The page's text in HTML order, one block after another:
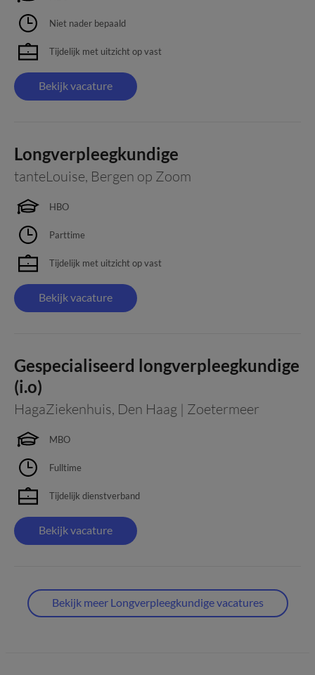
Niet nader bepaald
Tijdelijk met uitzicht op vast
Bekijk vacature
Longverpleegkundige
tanteLouise, Bergen op Zoom
HBO
Parttime
Tijdelijk met uitzicht op vast
Bekijk vacature
Gespecialiseerd longverpleegkundige
(i.o)
HagaZiekenhuis, Den Haag | Zoetermeer
MBO
Fulltime
Tijdelijk dienstverband
Bekijk vacature
Bekijk meer Longverpleegkundige vacatures